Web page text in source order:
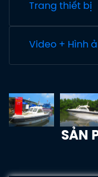
Trang thiết bị
Video + Hình
SẢN